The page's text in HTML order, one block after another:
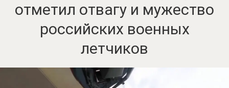
отметил отвагу и мужество
российских военных
летчиков